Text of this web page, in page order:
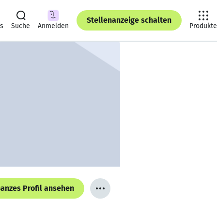
Suche Anmelden
Stellenanzeige schalten
Produkte
Profil ansehen